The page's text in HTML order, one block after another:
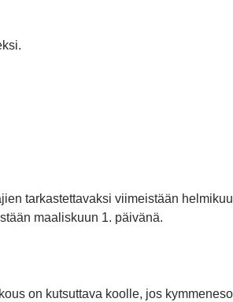
tarkastettavaksi viimeistään
maaliskuun 1. päivänä.
on kutsuttava koolle, jos